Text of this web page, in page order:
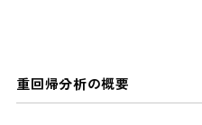
重回帰分析の概要